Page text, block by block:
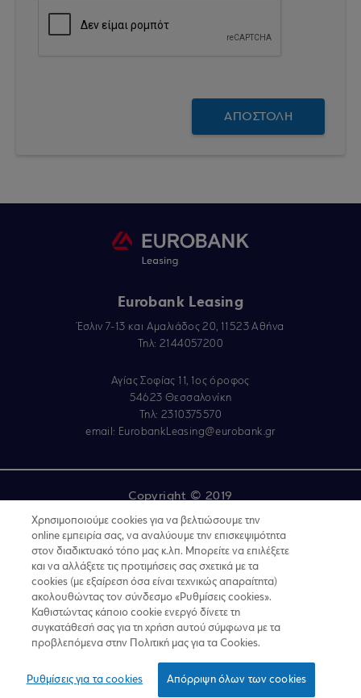
Eurobank Leasing
Έσλιν 7-13 και Αμαλιάδος 20, 11523 Αθήνα
Τηλ: 2144057200
Αγίας Σοφίας 11, 1ος όροφος
54623 Θεσσαλονίκη
Τηλ: 2310375570
email: EurobankLeasing@eurobank.gr
Copyright © 2019
Όροι Χρήσης
Προσωπικά δεδομένα στον Διαδικτυακό Τόπο
GDPR - Προσωπικά Δεδομένα
Πολιτική Cookies
Κώδικας Δεοντολογίας Ν.4224/2013
Για να υποβάλετε παράπονο
Χρησιμοποιούμε cookies για να βελτιώσουμε την
online εμπειρία σας, να αναλύουμε την επισκεψιμότητα
στον διαδικτυακό τόπο μας κ.λπ. Μπορείτε να επιλέξετε
και να αλλάξετε τις προτιμήσεις σας σχετικά με τα
cookies (με εξαίρεση όσα είναι τεχνικώς απαραίτητα)
ακολουθώντας τον σύνδεσμο «Ρυθμίσεις cookies».
Καθιστώντας κάποιο cookie ενεργό δίνετε τη
συγκατάθεσή σας για τη χρήση αυτού σύμφωνα με τα
προβλεπόμενα στην Πολιτική μας για τα Cookies.
Ρυθμίσεις για τα cookies Απόρριψη όλων των cookies